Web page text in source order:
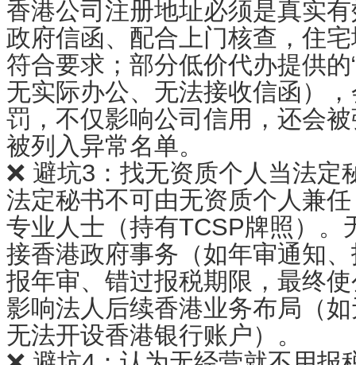
香港公司注册地址必须是真实
政府信函、配合上门核查，住
符合要求；部分低价代办提供的
无实际办公、无法接收信函）
罚，不仅影响公司信用，还会
被列入异常名单。
❌ 避坑3：找无资质个人当法定
法定秘书不可由无资质个人兼
专业人士（持有TCSP牌照）。
接香港政府事务（如年审通知
报年审、错过报税期限，最终
影响法人后续香港业务布局（
无法开设香港银行账户）。